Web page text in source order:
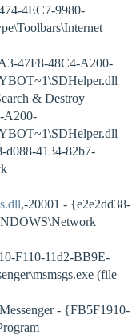
4EC7-9980-
47F8-48C4-A200-
& Destroy
A200-
d088-4134-82b7-
,-20001 - {e2e2dd38-
F110-11d2-BB9E-
(file
- {FB5F1910-